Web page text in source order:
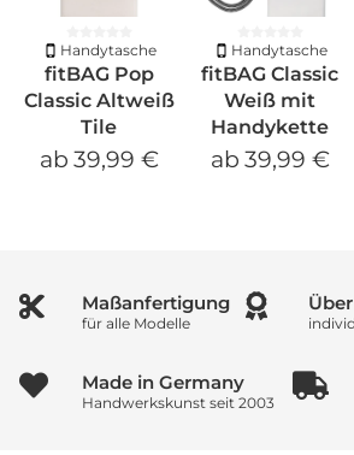
Handytasche
fitBAG Pop
Classic Altweiß
Tile
ab 39,99 €
Handytasche
fitBAG Classic
Weiß mit
Handykette
ab 39,99 €
Maßanfertigung
für alle Modelle
Über
Made in Germany
Handwerkskunst seit 2003